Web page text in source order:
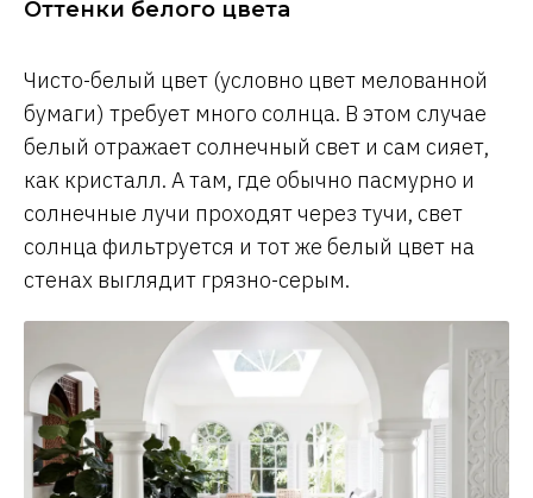
Оттенки белого цвета
Чисто-белый цвет (условно цвет мелованной
бумаги) требует много солнца. В этом случае
белый отражает солнечный свет и сам сияет,
как кристалл. А там, где обычно пасмурно и
солнечные лучи проходят через тучи, свет
солнца фильтруется и тот же белый цвет на
стенах выглядит грязно-серым.